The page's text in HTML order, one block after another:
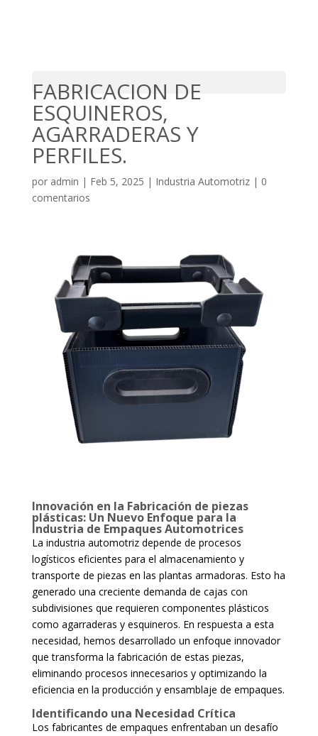
Seleccionar Página
FABRICACION DE
ESQUINEROS,
AGARRADERAS Y
PERFILES.
por admin | Feb 5, 2025 | Industria Automotriz| 0
comentarios
Innovación en la Fabricación de piezas
plásticas: Un Nuevo Enfoque para la
Industria de Empaques Automotrices
La industria automotriz depende de procesos
logísticos eficientes para el almacenamiento y
transporte de piezas en las plantas armadoras. Esto ha
generado una creciente demanda de cajas con
subdivisiones que requieren componentes plásticos
como agarraderas y esquineros. En respuesta a esta
necesidad, hemos desarrollado un enfoque innovador
que transforma la fabricación de estas piezas,
eliminando procesos innecesarios y optimizando la
eficiencia en la producción y ensamblaje de empaques.
Identificando una Necesidad Crítica
Los fabricantes de empaques enfrentaban un desafío